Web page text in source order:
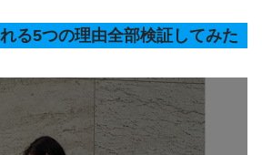
る5つの理由全部検証してみた